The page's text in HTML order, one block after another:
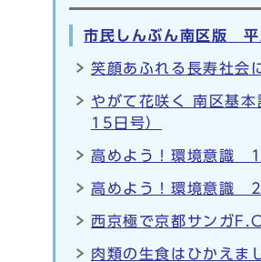
市民しんぶん南区版
笑顔あふれる長寿社
やがて花咲く 南区基
15日号）
高めよう！環境意識
高めよう！環境意識
西京極で京都サンガ
肉類の生食はひかえ